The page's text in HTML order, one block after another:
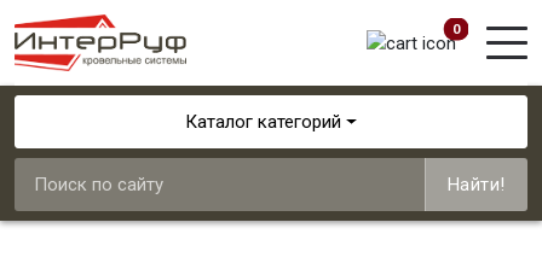
0
Каталог категорий
Найти!